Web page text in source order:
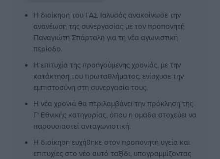
Η διοίκηση του ΓΑΣ Ιαλυσός ανακοίνωσε την
ανανέωση της συνεργασίας με τον προπονητή
Παναγιώτη Σπάρταλη για τη νέα αγωνιστική
περίοδο.
Η επιτυχία της προηγούμενης χρονιάς, με την
κατάκτηση του πρωταθλήματος, ενίσχυσε την
εμπιστοσύνη στη συνεργασία τους.
Η νέα χρονιά θα περιλαμβάνει την πρόκληση της
Γ' Εθνικής κατηγορίας, όπου η ομάδα στοχεύει να
παρουσιαστεί ανταγωνιστική.
Η διοίκηση ευχήθηκε στον προπονητή υγεία και
επιτυχίες στο νέο αυτό ταξίδι, υπογραμμίζοντας